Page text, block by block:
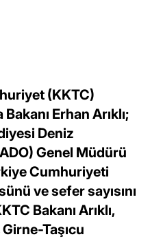
(KKTC)
Bakanı Erhan Arıklı;
Deniz
Genel Müdürü
Cumhuriyeti
ve sefer sayısını
Bakanı Arıklı,
Taşıcu